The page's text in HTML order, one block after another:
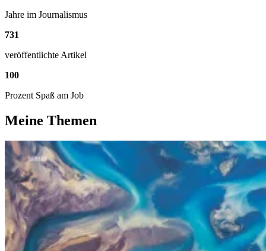
Jahre im Journalismus
731
veröffentlichte Artikel
100
Prozent Spaß am Job
Meine Themen